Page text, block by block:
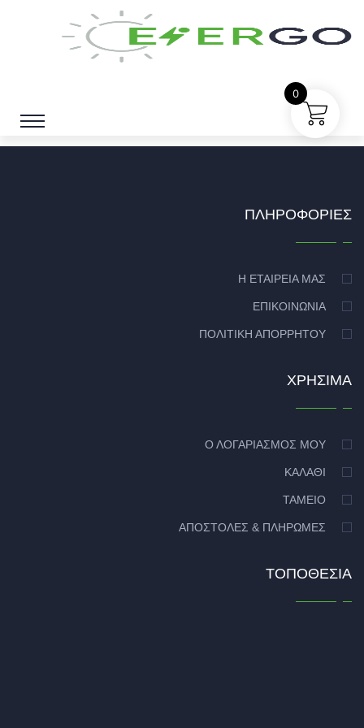
ΠΛΗΡΟΦΟΡΊΕΣ
Η ΕΤΑΙΡΕΊΑ ΜΑΣ
ΕΠΙΚΟΙΝΩΝΊΑ
ΠΟΛΙΤΙΚΉ ΑΠΟΡΡΉΤΟΥ
ΧΡΉΣΙΜΑ
Ο ΛΟΓΑΡΙΑΣΜΌΣ ΜΟΥ
ΚΑΛΆΘΙ
ΤΑΜΕΊΟ
ΑΠΟΣΤΟΛΈΣ & ΠΛΗΡΩΜΈΣ
ΤΟΠΟΘΕΣΊΑ
0